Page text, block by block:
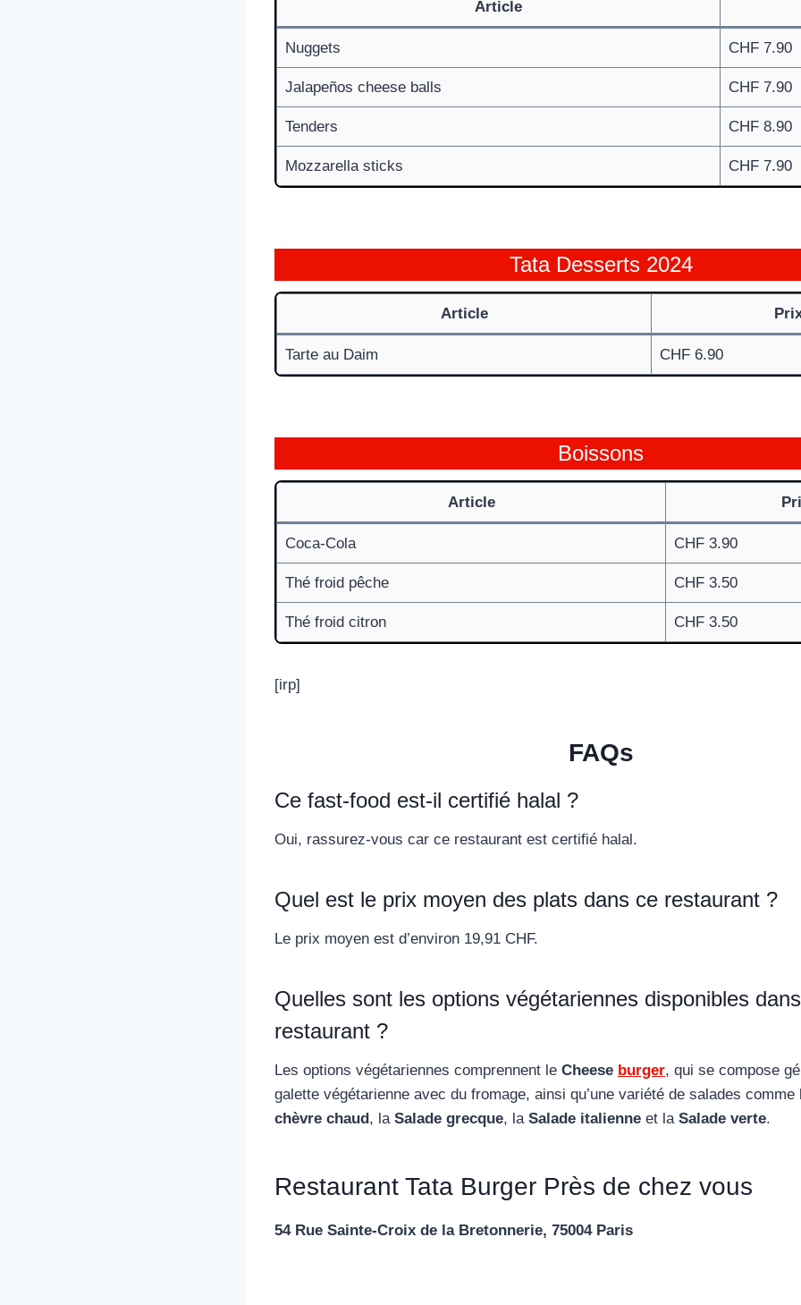
Article
Nuggets CHF 7.90
Jalapeños cheese balls CHF 7.90
Tenders CHF 8.90
Mozzarella sticks CHF 7.90
Tata Desserts 2024
Article
Tarte au Daim CHF 6.90
Boissons
Article
Coca-Cola CHF 3.90
Thé froid pêche CHF 3.50
Thé froid citron CHF 3.50
[irp]
FAQs
Ce fast-food est-il certifié halal ?
Oui, rassurez-vous car ce restaurant est certifié halal.
Quel est le prix moyen des plats dans ce restaurant ?
Le prix moyen est d’environ 19,91 CHF.
Quelles sont les options végétariennes disponibles
restaurant ?
Les options végétariennes comprennent le Cheese burger, qui se compose
galette végétarienne avec du fromage, ainsi qu’une variété de salades
chèvre chaud, la Salade grecque, la Salade italienne et la Salade verte.
Restaurant Tata Burger Près de chez vous
54 Rue Sainte-Croix de la Bretonnerie, 75004 Paris